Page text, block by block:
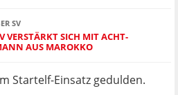
SV
VERSTÄRKT SICH MIT ACHT-
AUS MAROKKO
Startelf-Einsatz gedulden.